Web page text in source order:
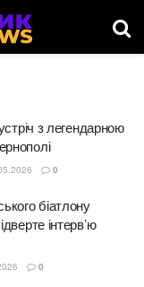
з легендарною
0
біатлону
інтерв’ю
0